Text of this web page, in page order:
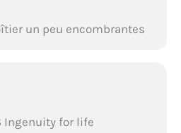
un peu encombrantes
Ingenuity for life